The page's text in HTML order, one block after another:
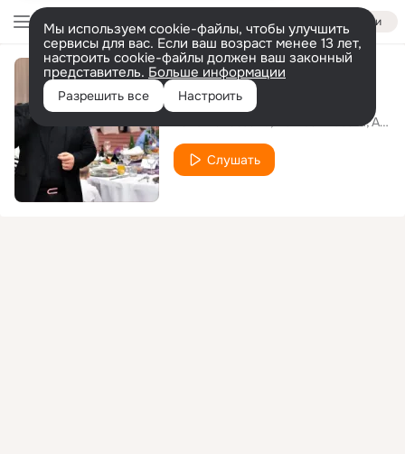
Войти
Мы используем cookie-файлы, чтобы улучшить
сервисы для вас. Если ваш возраст менее 13 лет,
настроить cookie-файлы должен ваш законный
представитель. Больше информации
Разрешить все Настроить
Nunta De Vis
Petrica Nicoara Armin Nicoara
Слушать